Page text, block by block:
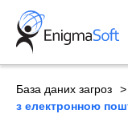
Skip
content
База даних загроз
з електронною